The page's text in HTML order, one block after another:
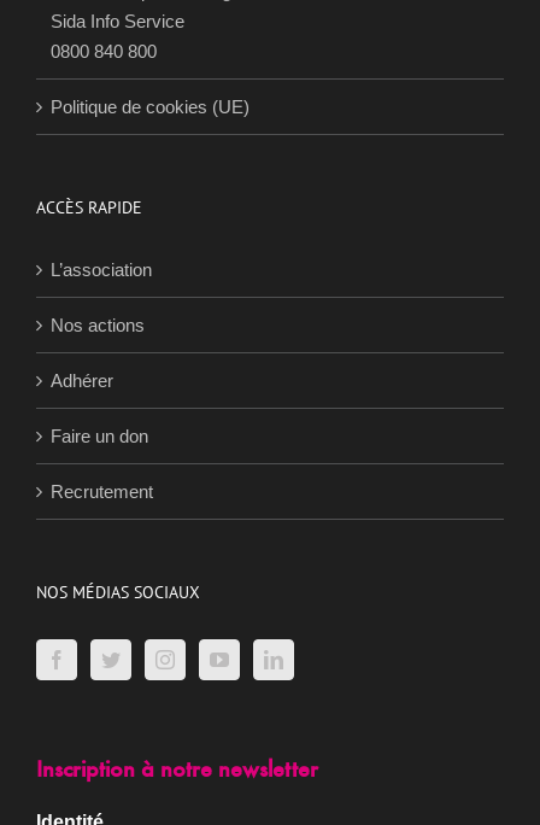
CONTACTS
En cas de question urgente
0800 840 800
Politique de cookies (UE)
L’association
Adhérer
Faire un don